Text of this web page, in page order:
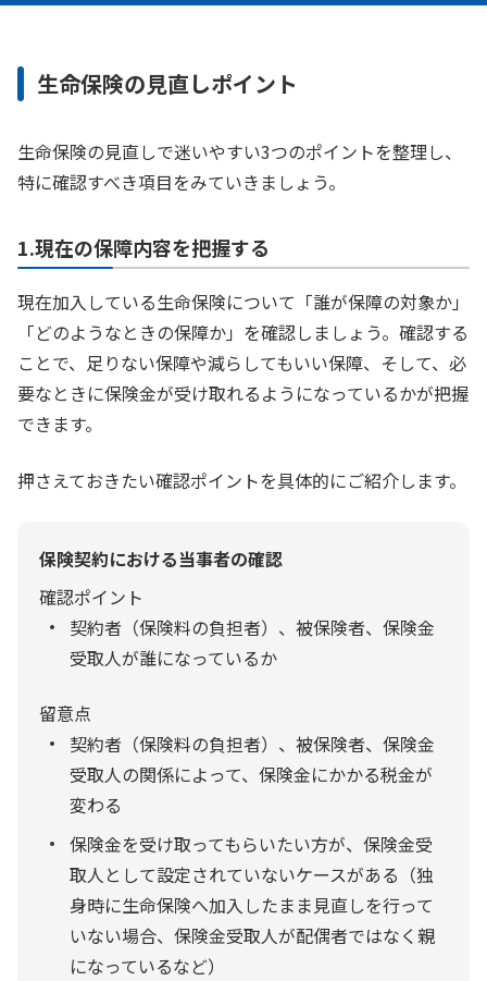
生命保険の見直しポイント
生命保険の見直しで迷いやすい3つのポイントを整理し、
特に確認すべき項目をみていきましょう。
1.現在の保障内容を把握する
現在加入している生命保険について「誰が保障の対象か」
「どのようなときの保障か」を確認しましょう。確認する
ことで、足りない保障や減らしてもいい保障、そして、必
要なときに保険金が受け取れるようになっているかが把握
できます。
押さえておきたい確認ポイントを具体的にご紹介します。
保険契約における当事者の確認
確認ポイント
契約者（保険料の負担者）、被保険者、保険金
受取人が誰になっているか
留意点
契約者（保険料の負担者）、被保険者、保険金
受取人の関係によって、保険金にかかる税金が
変わる
保険金を受け取ってもらいたい方が、保険金受
取人として設定されていないケースがある（独
身時に生命保険へ加入したまま見直しを行って
いない場合、保険金受取人が配偶者ではなく親
になっているなど）